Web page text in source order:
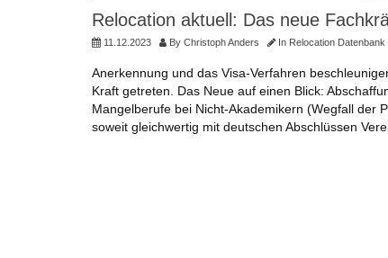
Relocation aktuell: Das neue
11.12.2023 By Christoph Anders In Relocation Datenbank
Anerkennung und das Visa-Verfahren
Kraft getreten. Das Neue auf einen Blick:
Mangelberufe bei Nicht-Akademikern (Wegfall der
soweit gleichwertig mit deutschen Abschlüssen